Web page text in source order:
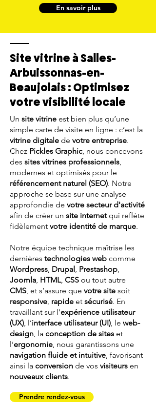
En savoir plus
Site vitrine à Salles-
Arbuissonnas-en-
Beaujolais : Optimisez
votre visibilité locale
Un site vitrine est bien plus qu’une
simple carte de visite en ligne : c’est la
vitrine digitale de votre entreprise.
Chez Pickles Graphic, nous concevons
des sites vitrines professionnels,
modernes et optimisés pour le
référencement naturel (SEO). Notre
approche se base sur une analyse
approfondie de votre secteur d'activité
afin de créer un site internetqui reflète
fidèlement votre identité de marque.
Notre équipe technique maîtrise les
dernières technologies web comme
Wordpress, Drupal, Prestashop,
Joomla, HTML, CSS ou tout autre
CMS, et s’assure que votre site soit
responsive, rapide et sécurisé. En
travaillant sur l’expérience utilisateur
(UX), l’interface utilisateur (UI), le web-
design, la conception de sites et
l’ergonomie, nous garantissons une
navigation fluide et intuitive, favorisant
ainsi la conversion de vos visiteurs en
nouveaux clients.
Prendre rendez-vous